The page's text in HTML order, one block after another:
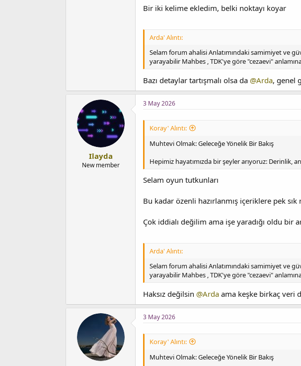
Bir iki kelime ekledim, belki noktayı koyar
Arda' Alıntı:
Selam forum ahalisi Anlatımındaki samimiyet ve
yarayabilir Mahbes , TDK'ye göre "cezaevi"
Bazı detaylar tartışmalı olsa da @Arda, genel
Ilayda
New member
3 May 2026
Koray' Alıntı:
Muhtevi Olmak: Geleceğe Yönelik Bir Bakış
Hepimiz hayatımızda bir şeyler arıyoruz: Derinlik,
Selam oyun tutkunları
Bu kadar özenli hazırlanmış içeriklere pek
Çok iddialı değilim ama işe yaradığı oldu bir
Arda' Alıntı:
Selam forum ahalisi Anlatımındaki samimiyet ve
yarayabilir Mahbes , TDK'ye göre "cezaevi"
Haksız değilsin @Arda ama keşke birkaç veri
3 May 2026
Koray' Alıntı:
Muhtevi Olmak: Geleceğe Yönelik Bir Bakış